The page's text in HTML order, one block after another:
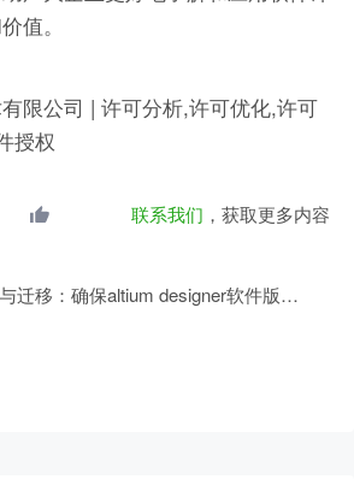
值。
限公司 | 许可分析,许可优化,许可
授权
联系我们 ，获取更多内容
许可升级与迁移：确保altium designer软件版本更新的合规性